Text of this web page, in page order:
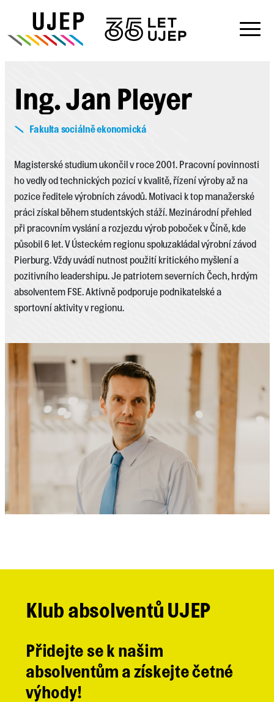
Ing. Jan Pleyer
Fakulta sociálně ekonomická
Magisterské studium ukončil v roce 2001. Pracovní povinnosti
ho vedly od technických pozicí v kvalitě, řízení výroby až na
pozice ředitele výrobních závodů. Motivaci k top manažerské
práci získal během studentských stáží. Mezinárodní přehled
při pracovním vyslání a rozjezdu výrob poboček v Číně, kde
působil 6 let. V Ústeckém regionu spoluzakládal výrobní závod
Pierburg. Vždy uvádí nutnost použití kritického myšlení a
pozitivního leadershipu. Je patriotem severních Čech, hrdým
absolventem FSE. Aktivně podporuje podnikatelské a
sportovní aktivity v regionu.
Klub absolventů UJEP
Přidejte se k našim
absolventům a získejte četné
výhody!